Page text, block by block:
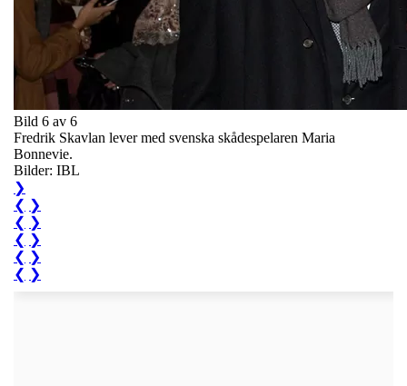
Bild 6 av 6
Fredrik Skavlan lever med svenska skådespelaren Maria
Bonnevie.
Bilder: IBL
❯
❮ ❯
❮ ❯
❮ ❯
❮ ❯
❮ ❯